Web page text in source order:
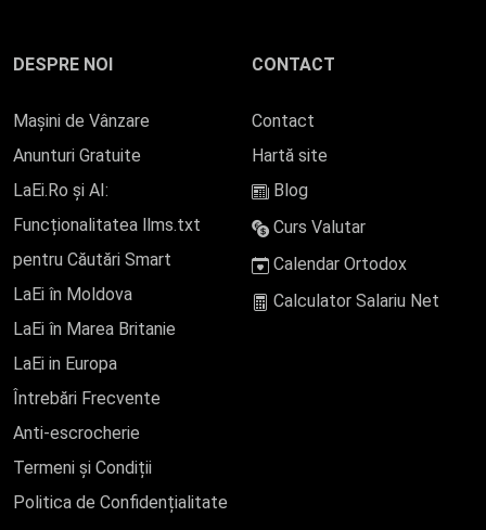
DESPRE NOI
Mașini de Vânzare
Anunturi Gratuite
LaEi.Ro și AI:
Funcționalitatea llms.txt
pentru Căutări Smart
LaEi în Moldova
LaEi în Marea Britanie
LaEi in Europa
Întrebări Frecvente
Anti-escrocherie
Termeni și Condiții
Politica de Confidențialitate
CONTACT
Contact
Hartă site
Blog
Curs Valutar
Calendar Ortodox
Calculator Salariu Net